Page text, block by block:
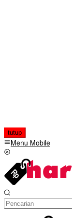
tutup
Menu Mobile